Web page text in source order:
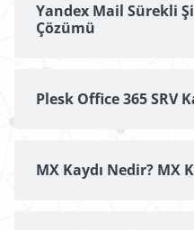
Yandex Mail Sürekli
Çözümü
Plesk Office 365 SRV
MX Kaydı Nedir? MX